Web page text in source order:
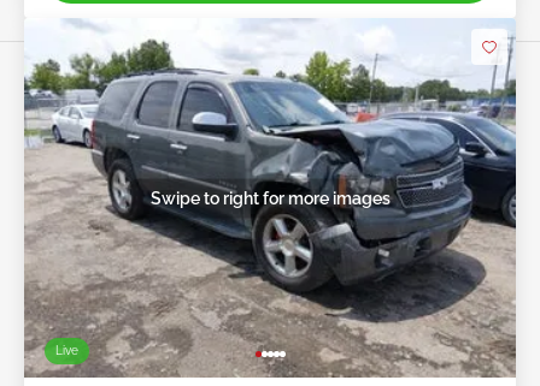
Live
Swipe to right for more images